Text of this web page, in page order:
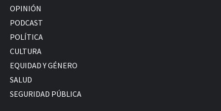
OPINIÓN
PODCAST
POLÍTICA
CULTURA
EQUIDAD Y GÉNERO
SALUD
SEGURIDAD PÚBLICA